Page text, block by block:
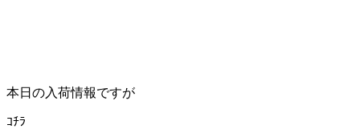
本日の入荷情報ですが
ｺﾁﾗ